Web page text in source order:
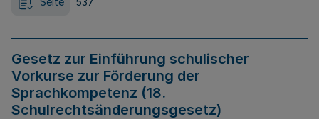
Gesetz zur Einführung schulischer
Vorkurse zur Förderung der
Sprachkompetenz (18.
Schulrechtsänderungsgesetz)